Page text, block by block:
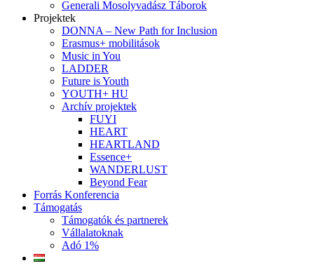
Generali Mosolyvadász Táborok
Projektek
DONNA – New Path for Inclusion
Erasmus+ mobilitások
Music in You
LADDER
Future is Youth
YOUTH+ HU
Archív projektek
FUYI
HEART
HEARTLAND
Essence+
WANDERLUST
Beyond Fear
Forrás Konferencia
Támogatás
Támogatók és partnerek
Vállalatoknak
Adó 1%